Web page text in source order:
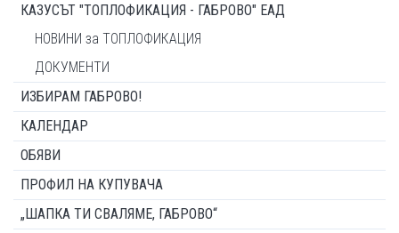
КАЗУСЪТ "ТОПЛОФИКАЦИЯ - ГАБРОВО" ЕАД
НОВИНИ за ТОПЛОФИКАЦИЯ
ДОКУМЕНТИ
ИЗБИРАМ ГАБРОВО!
КАЛЕНДАР
ОБЯВИ
ПРОФИЛ НА КУПУВАЧА
„ШАПКА ТИ СВАЛЯМЕ, ГАБРОВО“